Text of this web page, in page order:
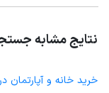
نتایج مشابه
خرید خانه و آپارتمان در